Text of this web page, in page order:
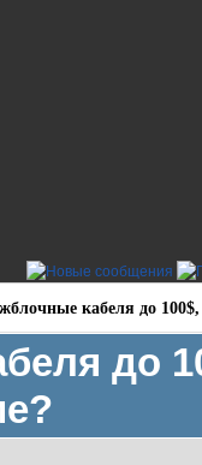
кабеля до 100$,
до